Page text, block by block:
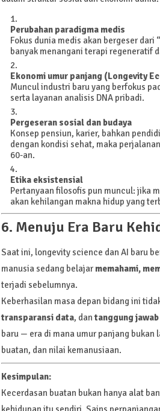
Perubahan paradigma medis
Fokus dunia medis akan bergeser
banyak menangani terapi regeneratif
Ekonomi umur panjang (Longevity
Muncul industri baru yang berfokus
serta layanan analisis DNA pribadi.
Pergeseran sosial dan budaya
Konsep pensiun, karier, bahkan
dengan kondisi sehat, maka
60-an.
Etika eksistensial
Pertanyaan filosofis pun muncul: jika
akan kehilangan makna hidup yang
6. Menuju Era Baru
Saat ini, longevity science dan AI baru
manusia sedang belajar memahami,
terjadi sebelumnya.
Keberhasilan masa depan bidang ini
transparansi data, dantanggung
baru — era di mana umur panjang
buatan, dan nilai kemanusiaan.
Kesimpulan:
Kecerdasan buatan bukan hanya alat